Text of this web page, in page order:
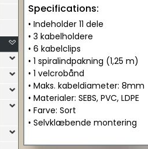
Specifications:
• Indeholder 11 dele
• 3 kabelholdere
• 6 kabelclips
• 1 spiralindpakning (1,25 m)
• 1 velcrobånd
• Maks. kabeldiameter: 8mm
• Materialer: SEBS, PVC, LDPE
• Farve: Sort
• Selvklæbende montering